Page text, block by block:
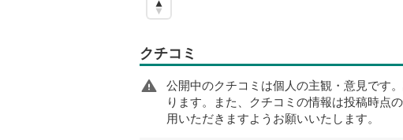
クチコミ
公開中のクチコミは個人の主観・意見です
ります。また、クチコミの情報は投稿時点
用いただきますようお願いいたします。